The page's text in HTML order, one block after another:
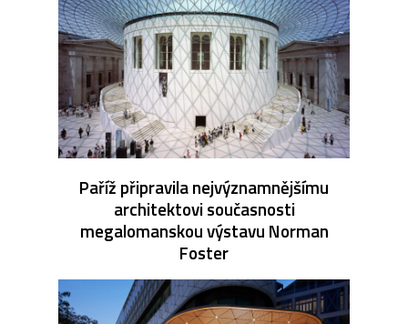
Paříž připravila nejvýznamnějšímu
architektovi současnosti
megalomanskou výstavu Norman
Foster